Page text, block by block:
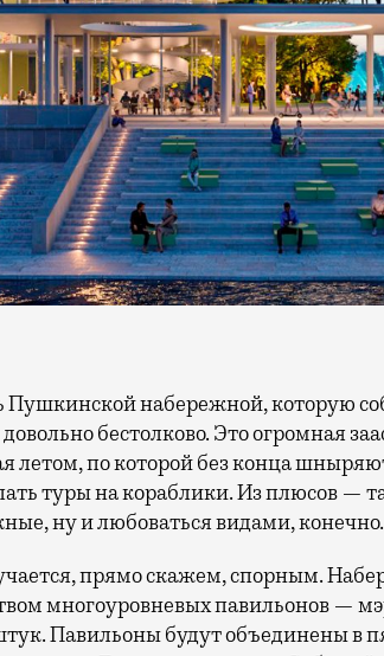
бестолково. Это огромная
летом, по которой без конца
туры на кораблики. Из плюсов —
ну и любоваться видами, конечно.
прямо скажем, спорным.
многоуровневых павильонов —
Павильоны будут объединены в